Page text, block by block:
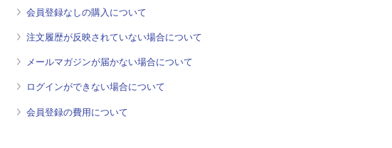
会員登録なしの購入について
注文履歴が反映されていない場合について
メールマガジンが届かない場合について
ログインができない場合について
会員登録の費用について